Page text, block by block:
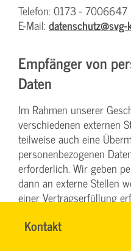
Kontakt
Name*
SVG-
Wiki
Telefon: 0173 - 7006647
E-Mail: datenschutz@svg-
Empfänger von
Daten
Im Rahmen unserer
verschiedenen externen
teilweise auch eine
personenbezogenen
erforderlich. Wir geben
dann an externe Stellen
einer Vertragserfüllung
Daten an